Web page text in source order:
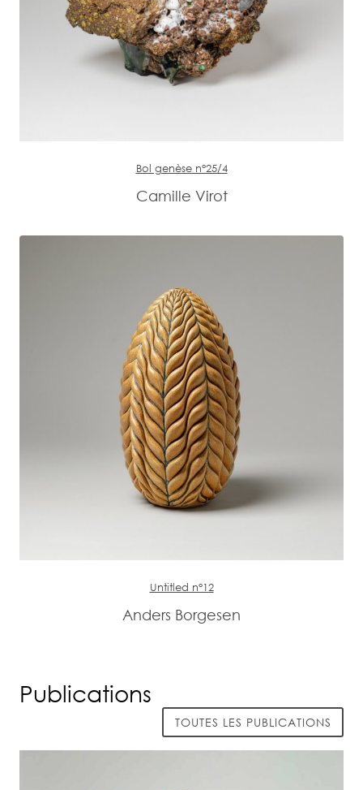
Bol genèse n°25/4
Camille Virot
Untitled n°12
Anders Borgesen
Publications
TOUTES LES PUBLICATIONS